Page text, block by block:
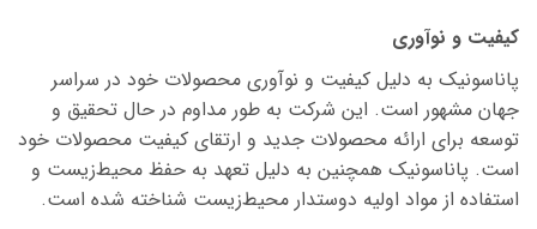
کیفیت و نوآوری
پاناسونیک به دلیل کیفیت و نوآوری محصولات خود در سراسر
جهان مشهور است. این شرکت به طور مداوم در حال تحقیق و
توسعه برای ارائه محصولات جدید و ارتقای کیفیت محصولات خود
است. پاناسونیک همچنین به دلیل تعهد به حفظ محیط‌زیست و
استفاده از مواد اولیه دوستدار محیط‌زیست شناخته شده است.